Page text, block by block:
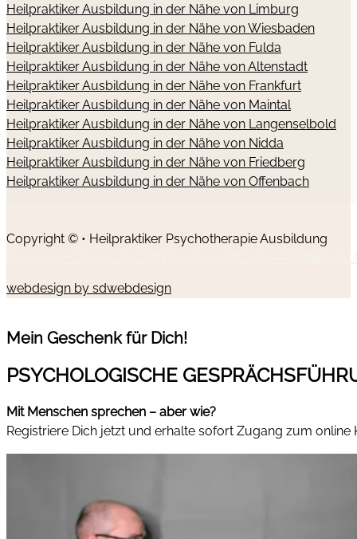
Heilpraktiker Ausbildung in der Nähe von Limburg
Heilpraktiker Ausbildung in der Nähe von Wiesbaden
Heilpraktiker Ausbildung in der Nähe von Fulda
Heilpraktiker Ausbildung in der Nähe von Altenstadt
Heilpraktiker Ausbildung in der Nähe von Frankfurt
Heilpraktiker Ausbildung in der Nähe von Maintal
Heilpraktiker Ausbildung in der Nähe von Langenselbold
Heilpraktiker Ausbildung in der Nähe von Nidda
Heilpraktiker Ausbildung in der Nähe von Friedberg
Heilpraktiker Ausbildung in der Nähe von Offenbach
Copyright © • Heilpraktiker Psychotherapie Ausbildung
webdesign by sdwebdesign
Mein Geschenk für Dich!
PSYCHOLOGISCHE
Mit Menschen sprechen – aber wie?
Registriere Dich jetzt und erhalte sofort Zugang zum online